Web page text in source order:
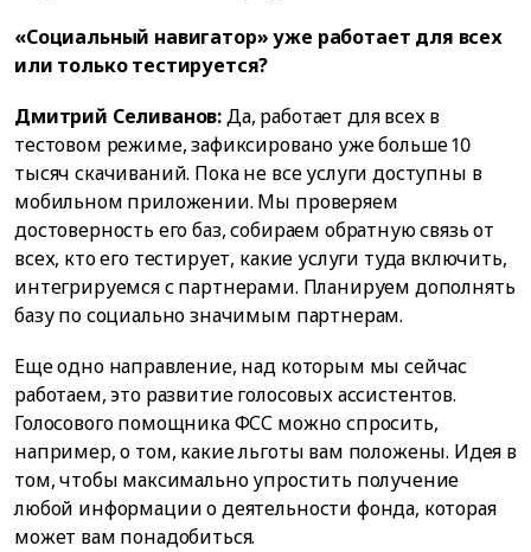
«Социальный навигатор» уже работает для всех
или только тестируется?
Дмитрий Селиванов:Да, работает для всех в
тестовом режиме, зафиксировано уже больше 10
тысяч скачиваний. Пока не все услуги доступны в
мобильном приложении. Мы проверяем
достоверность его баз, собираем обратную связь от
всех, кто его тестирует, какие услуги туда включить,
интегрируемся с партнерами. Планируем дополнять
базу по социально значимым партнерам.
Еще одно направление, над которым мы сейчас
работаем, это развитие голосовых ассистентов.
Голосового помощника ФСС можно спросить,
например, о том, какие льготы вам положены. Идея в
том, чтобы максимально упростить получение
любой информации о деятельности фонда, которая
может вам понадобиться.